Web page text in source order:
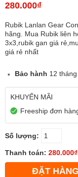
280.000₫
Rubik Lanlan Gear
hãng. Mua Rubik liên
3x3,rubik gan giá
giá rẻ nhất
Bảo hành 12
KHUYẾN MÃI
Freeship đơn
Số lượng:
Thanh toán: 280.000₫
ĐẶT HÀNG